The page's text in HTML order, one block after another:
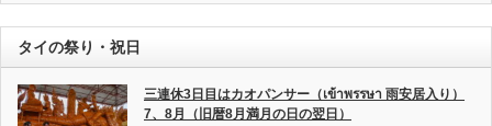
タイの祭り・祝日
三連休3日目はカオパンサー（เข้าพรรษา 雨安居入り）
7、8月（旧暦8月満月の日の翌日）